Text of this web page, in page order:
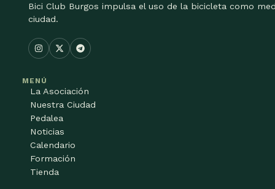
Bici Club Burgos impulsa el uso de la bicicleta como
ciudad.
MENÚ
La Asociación
Nuestra Ciudad
Pedalea
Noticias
Calendario
Formación
Tienda